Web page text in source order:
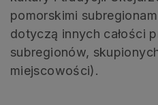
pomorskimi
dotyczą innych całości
subregionów,
miejscowości).